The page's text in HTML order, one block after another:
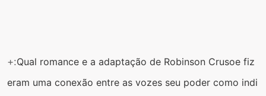
+:Qual romance e a adaptação de Robinson Crusoe fiz
eram uma conexão entre as vozes seu poder como indi